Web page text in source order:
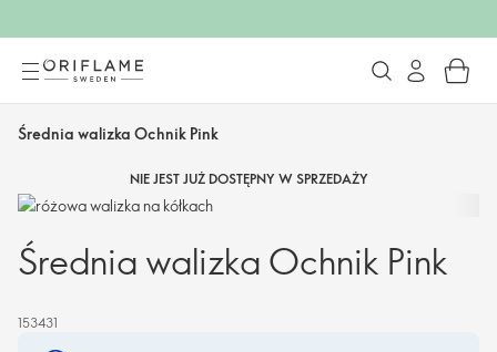
Średnia walizka Ochnik Pink
NIE JEST JUŻ DOSTĘPNY W SPRZEDAŻY
Średnia walizka Ochnik Pink
153431